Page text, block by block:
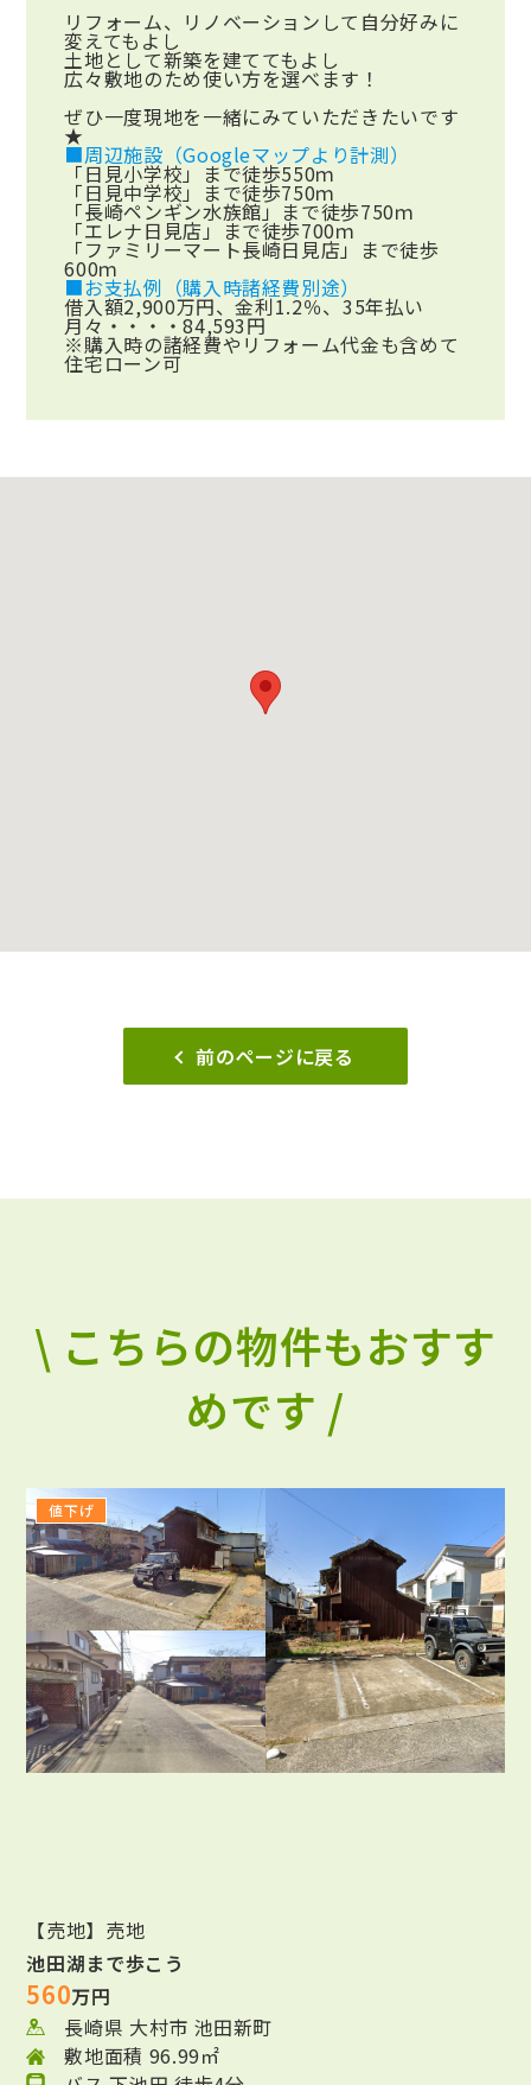
リフォーム、リノベーションして自分好みに
変えてもよし
土地として新築を建ててもよし
広々敷地のため使い方を選べます！
ぜひ一度現地を一緒にみていただきたいです
★
■周辺施設（Googleマップより計測）
「日見小学校」まで徒歩550ｍ
「日見中学校」まで徒歩750ｍ
「長崎ペンギン水族館」まで徒歩750ｍ
「エレナ日見店」まで徒歩700ｍ
「ファミリーマート長崎日見店」まで徒歩
600ｍ
■お支払例（購入時諸経費別途）
借入額2,900万円、金利1.2％、35年払い
月々・・・・84,593円
※購入時の諸経費やリフォーム代金も含めて
住宅ローン可
前のページに戻る
\ こちらの物件もおすす
めです /
値下げ
【売地】売地
池田湖まで歩こう
560万円
長崎県 大村市 池田新町
敷地面積 96.99㎡